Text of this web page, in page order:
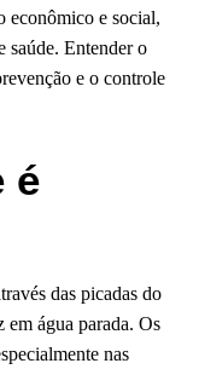
econômico e social,
saúde. Entender o
e o controle
é
das picadas do
em água parada. Os
nas